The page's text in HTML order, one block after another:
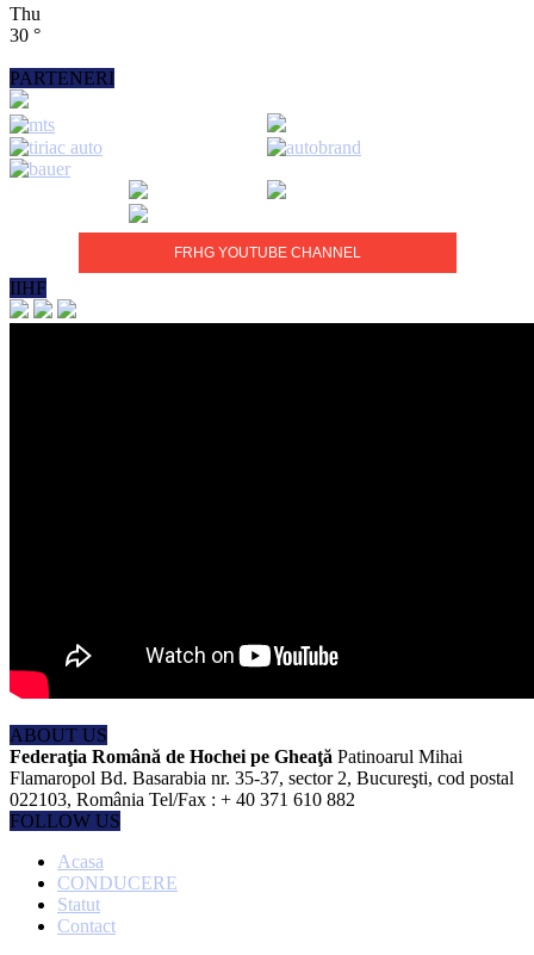
Thu
30 °
PARTENERI
FRHG YOUTUBE CHANNEL
IIHF
ABOUT US
Federaţia Română de Hochei pe Gheaţă Patinoarul Mihai
Flamaropol Bd. Basarabia nr. 35-37, sector 2, Bucureşti, cod postal
022103, România Tel/Fax : + 40 371 610 882
FOLLOW US
Acasa
CONDUCERE
Statut
Contact